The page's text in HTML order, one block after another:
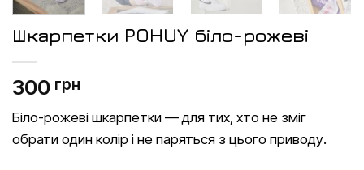
Шкарпетки POHUY біло-рожеві
300 грн
Біло-рожеві шкарпетки — для тих, хто не зміг
обрати один колір і не паряться з цього приводу.